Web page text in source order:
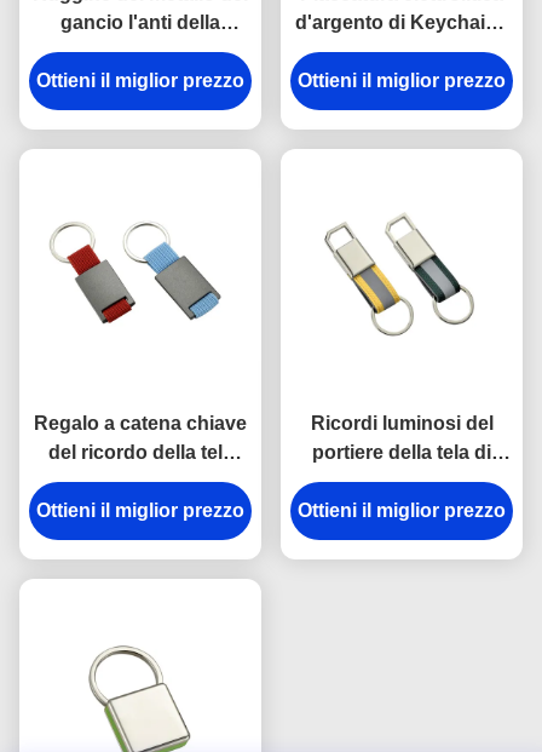
gancio l'anti della
catena chiave della
rottura in lega di zinco
del supporto ha inciso
Ottieni il miglior prezzo
d'argento di Keychains
del portiere di plastica
del metallo dell'ABS del
trapezio
Ottieni il miglior prezzo
Regalo a catena chiave
del ricordo della tela
dell'incisione laser del
supporto del metallo di
rettangolo
Ottieni il miglior prezzo
Ricordi luminosi del
portiere della tela di
spessore dei
portachiavi a anello
9mm del gancio della
Ottieni il miglior prezzo